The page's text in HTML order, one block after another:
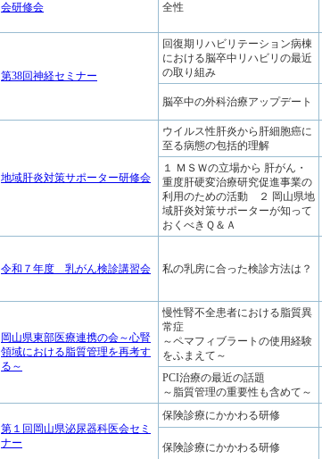
会研修会
全性
第38回神経セミナー
回復期リハビリテーション病棟
における脳卒中リハビリの最近
の取り組み
脳卒中の外科治療アップデート
地域肝炎対策サポーター研修会
ウイルス性肝炎から肝細胞癌に
至る病態の包括的理解
１ ＭＳＷの立場から 肝がん・
重度肝硬変治療研究促進事業の
利用のための活動 ２ 岡山県地
域肝炎対策サポーターが知って
おくべきＱ＆Ａ
令和７年度 乳がん検診講習会 私の乳房に合った検診方法は？
岡山県東部医療連携の会～心腎
領域における脂質管理を再考す
る～
慢性腎不全患者における脂質異
常症
～ペマフィブラートの使用経験
をふまえて～
PCI治療の最近の話題
～脂質管理の重要性も含めて～
第１回岡山県泌尿器科医会セミ
ナー
保険診療にかかわる研修
保険診療にかかわる研修